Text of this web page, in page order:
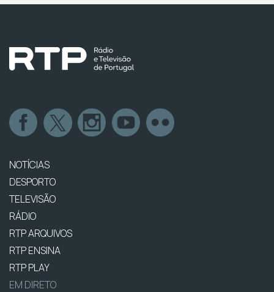
NOTÍCIAS
DESPORTO
TELEVISÃO
RÁDIO
RTP ARQUIVOS
RTP ENSINA
RTP PLAY
EM DIRETO